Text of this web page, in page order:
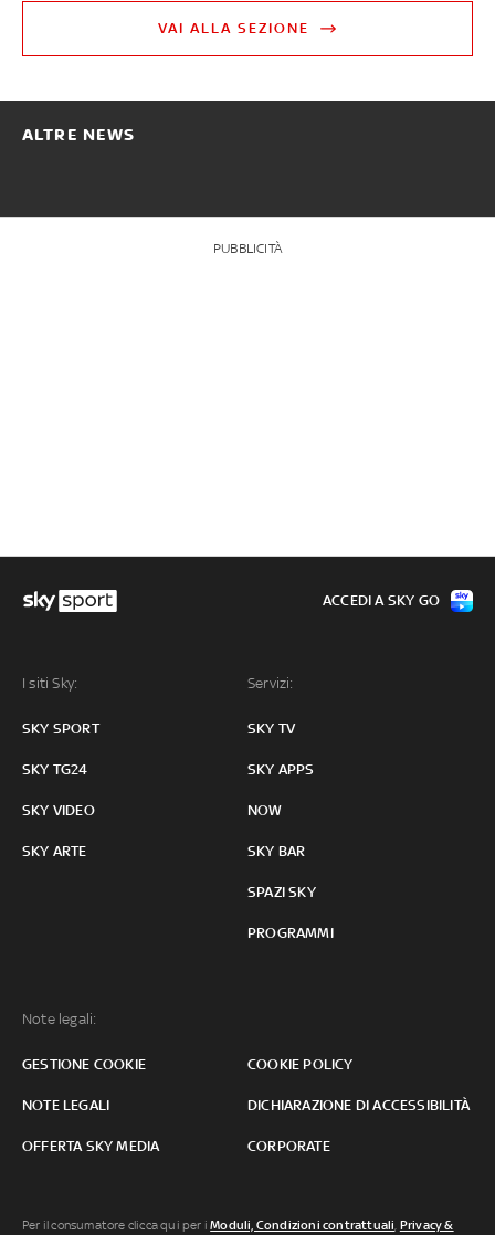
VAI ALLA SEZIONE
ALTRE NEWS
PUBBLICITÀ
I siti Sky:
SKY SPORT
SKY TG24
SKY VIDEO
SKY ARTE
Servizi:
SKY TV
SKY APPS
NOW
SKY BAR
SPAZI SKY
PROGRAMMI
Note legali:
GESTIONE COOKIE COOKIE POLICY
NOTE LEGALI DICHIARAZIONE DI ACCESSIBILITÀ
OFFERTA SKY MEDIA CORPORATE
ACCEDI A SKY GO
Per il consumatore clicca qui per iModuli, Condizioni contrattuali, Privacy &